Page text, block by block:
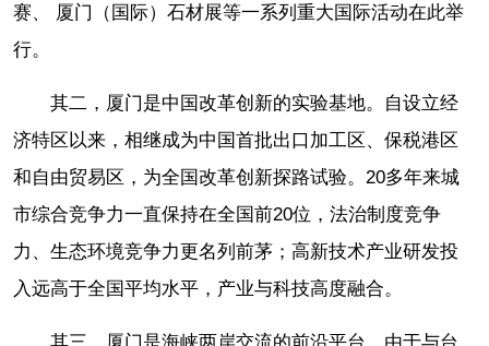
赛、 厦门（国际）石材展等一系列重大国际活动在此举
行。
其二，厦门是中国改革创新的实验基地。自设立经
济特区以来，相继成为中国首批出口加工区、保税港区
和自由贸易区，为全国改革创新探路试验。20多年来城
市综合竞争力一直保持在全国前20位，法治制度竞争
力、生态环境竞争力更名列前茅；高新技术产业研发投
入远高于全国平均水平，产业与科技高度融合。
其三，厦门是海峡两岸交流的前沿平台。由于与台